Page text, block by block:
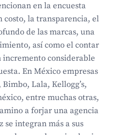
en la encuesta
costo, la transparencia, el
de las marcas, una
así como el contar
incremento considerable
En México empresas
Lala, Kellogg’s,
entre muchas otras,
a forjar una agencia
se integran más a sus